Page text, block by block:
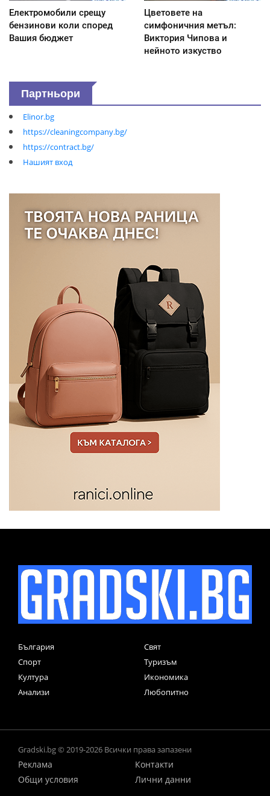
Електромобили срещу
бензинови коли според
Вашия бюджет
Цветовете на
симфоничния метъл:
Виктория Чипова и
нейното изкуство
Партньори
Elinor.bg
https://cleaningcompany.bg/
https://contract.bg/
Нашият вход
България
Свят
Спорт
Туризъм
Култура
Икономика
Анализи
Любопитно
Gradski.bg © 2019-2026 Всички права запазени
Реклама
Контакти
Общи условия
Лични данни